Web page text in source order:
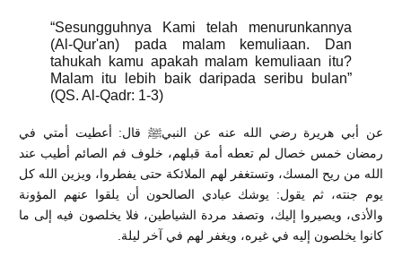
“Sesungguhnya Kami telah menurunkannya
(Al-Qur'an) pada malam kemuliaan. Dan
tahukah kamu apakah malam kemuliaan itu?
Malam itu lebih baik daripada seribu bulan”
(QS. Al-Qadr: 1-3)
عن أبي هريرة رضي الله عنه عن النبيﷺ قال: أعطيت أمتي في
رمضان خمس خصال لم تعطه أمة قبلهم، خلوف فم الصائم أطيب عند
الله من ريح المسك، وتستغفر لهم الملائكة حتى يفطروا، ويزين الله كل
يوم جنته، ثم يقول: يوشك عبادي الصالحون أن يلقوا عنهم المؤونة
والأذى، ويصيروا إليك، وتصفد مردة الشياطين، فلا يخلصون فيه إلى ما
كانوا يخلصون إليه في غيره، ويغفر لهم في آخر ليلة.